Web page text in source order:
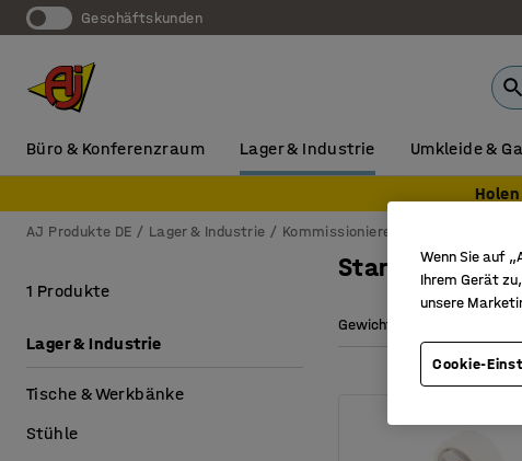
Geschäftskunden
Büro & Konferenzraum Lager & Industrie Umkleide &
AJ Produkte DE Lager & Industrie Kommissionieren & Verpacken
Startersets
Gewicht
1 Produkte
Lager & Industrie
Tische & Werkbänke
Stühle
Wenn Sie auf
Ihrem Gerät
unsere
Cookie-